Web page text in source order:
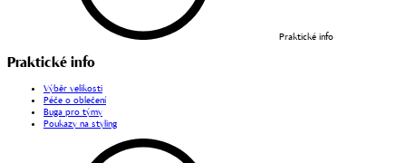
Praktické info
Praktické info
Výběr velikosti
Péče o oblečení
Buga pro týmy
Poukazy na styling